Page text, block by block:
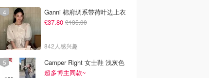
Ganni 棉府绸系带荷叶边上衣
£37.80 £135.00
842人感兴趣
Camper Right 女士鞋 浅灰色
超多博主同款~